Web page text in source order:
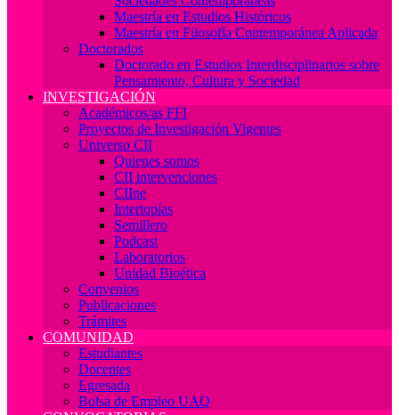
Maestría en Estudios Históricos
Maestría en Filosofía Contemporánea Aplicada
Doctorados
Doctorado en Estudios Interdisciplinarios sobre
Pensamiento, Cultura y Sociedad
INVESTIGACIÓN
Académicos/as FFI
Proyectos de Investigación Vigentes
Universo CII
Quienes somos
CII intervenciones
CIIne
Intertopías
Semillero
Podcast
Laboratorios
Unidad Bioética
Convenios
Publicaciones
Trámites
COMUNIDAD
Estudiantes
Docentes
Egresada
Bolsa de Empleo UAQ